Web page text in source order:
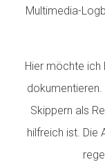
Multimedia-
Hier möchte ich
dokumentieren.
Skippern als
hilfreich ist. Die